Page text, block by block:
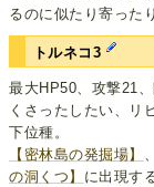
るのに似たり寄った
トルネコ3
最大HP50、攻撃21
くさったしたい、リ
下位種。
【密林島の発掘場】 、
の洞くつ】 に出現す